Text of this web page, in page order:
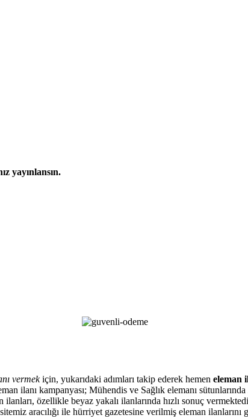
yayınlansın.
vermekiçin, yukarıdaki adımları takip ederek hemen eleman
ilanı kampanyası; Mühendis ve Sağlık elemanı
ilanları, özellikle beyaz yakalı ilanlarında hızlı sonuç
aracılığı ile hürriyet gazetesine verilmiş eleman